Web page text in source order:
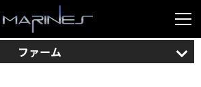
ファーム